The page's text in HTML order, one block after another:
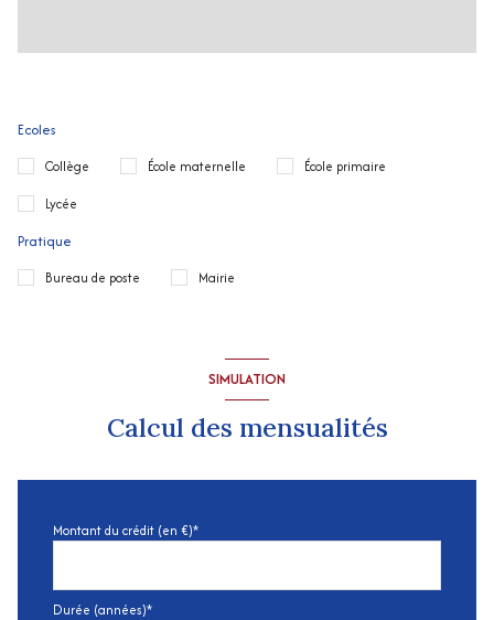
Ecoles
Collège École maternelle École primaire
Lycée
Pratique
Bureau de poste Mairie
SIMULATION
Calcul des mensualités
Montant du crédit (en €)*
Durée (années)*